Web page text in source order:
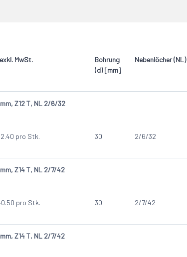
17 MwSt.
Bohrung
(d) [mm]
Nebenlöcher (NL)
Z12 T, NL 2/6/32
pro Stk. 30 2/6/32
Z14 T, NL 2/7/42
pro Stk. 30 2/7/42
Z14 T, NL 2/7/42